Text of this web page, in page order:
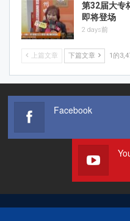
第32届大专
即将登场
2 days前
上篇文章 下篇文章 1的
Facebook